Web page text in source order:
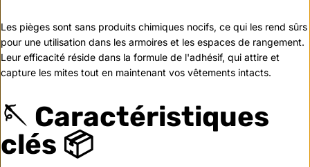
Les pièges sont sans produits chimiques nocifs, ce qui les rend sûrs
pour une utilisation dans les armoires et les espaces de rangement.
Leur efficacité réside dans la formule de l'adhésif, qui attire et
capture les mites tout en maintenant vos vêtements intacts.
🪡 Caractéristiques
clés 📦